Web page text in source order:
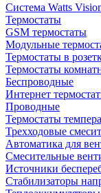
Система Watts
Термостаты
GSM термостаты
Модульные
Термостаты в
Термостаты
Беспроводные
Интернет
Проводные
Термостаты
Трехходовые
Автоматика для
Смесительные
Источники
Стабилизаторы